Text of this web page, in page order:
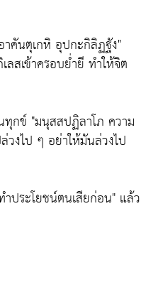
คันตุเกหิ อุปกะกิลิฏฐัง"
สเข้าครอบย่ำยี ทำให้จิต
ทุกข์ "มนุสสปฏิลาโภ ความ
งไป ๆ อย่าให้มันล่วงไป
ำประโยชน์ตนเสียก่อน" แล้ว